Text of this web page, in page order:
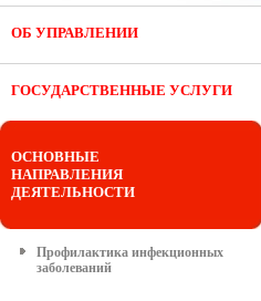
ОБ УПРАВЛЕНИИ
ГОСУДАРСТВЕННЫЕ УСЛУГИ
ОСНОВНЫЕ
НАПРАВЛЕНИЯ
ДЕЯТЕЛЬНОСТИ
Профилактика инфекционных
заболеваний